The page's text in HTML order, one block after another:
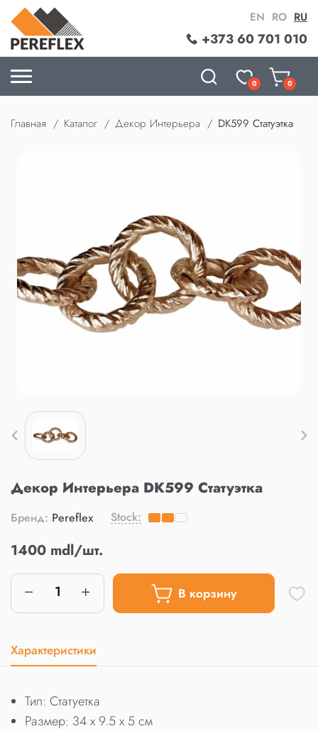
+373 60 701 010
EN RO RU
0 0
Главная Каталог Декор Интерьера DK599 Статуэтка
Декор Интерьера DK599 Статуэтка
Бренд: Pereflex Stock:
1400 mdl/шт.
В корзину
Характеристики
Тип: Статуетка
Размер: 34 x 9.5 x 5 см